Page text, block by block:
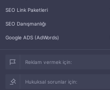
SEO Link Paketleri
SEO Danışmanlığı
Google ADS (AdWords)
Reklam vermek için:
Hukuksal sorunlar için: